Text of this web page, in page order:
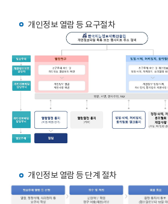
개인정보 열람 등 요구절차
개인정보 열람 등 단계 절차